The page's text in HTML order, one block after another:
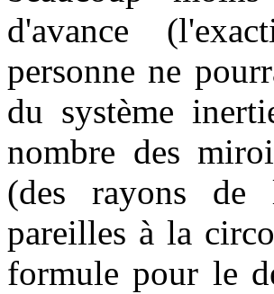
d'avance
personne ne
du système
nombre des
(des rayons de
pareilles à la
formule pour le